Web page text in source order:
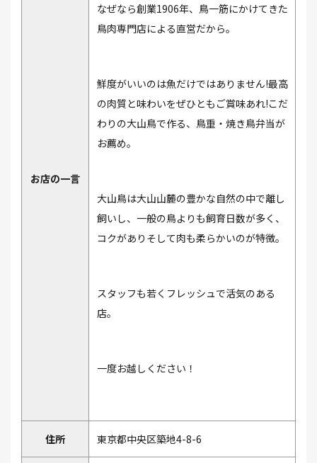
お店の一言
なぜなら創業1906年、鳥一筋にかけてきた
鳥肉専門店による直営だから。
鮮度がいいのは魚だけではありません!最高
の肉質と味わいをぜひともご賞味あれ!こだ
わりの大山鳥で作る、鳥重・焼き鳥弁当が
お薦め。
大山鳥は大山山麓の豊かな自然の中で離し
飼いし、一般の鳥よりも飼育日数が多く、
コクがありそして肉も柔らかいのが特徴。
スタッフも若くフレッシュで活気のある
店。
一度お越しください！
住所 東京都中央区築地4-8-6